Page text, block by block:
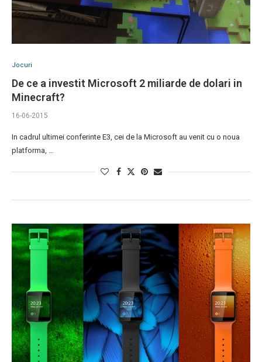
Jocuri
De ce a investit Microsoft 2 miliarde de dolari in
Minecraft?
16-06-2015
In cadrul ultimei conferinte E3, cei de la Microsoft au venit cu o noua
platforma, …